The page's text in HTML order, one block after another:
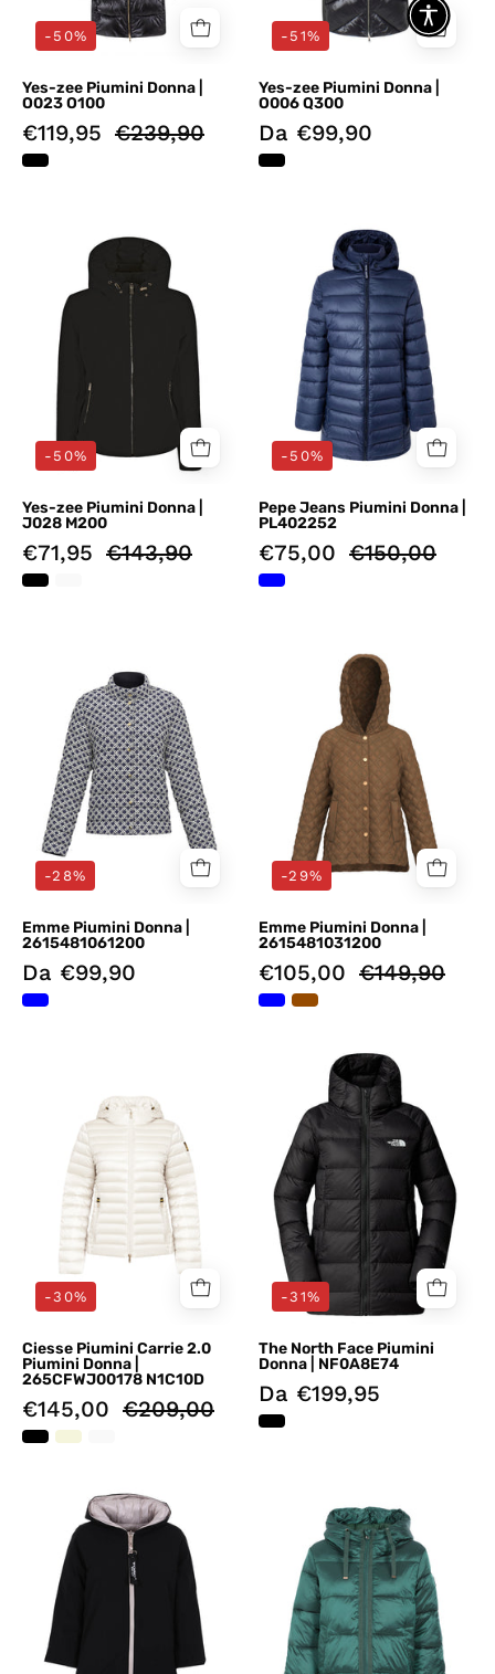
-50%
Yes-zee Piumini Donna |
O023 O100
€119,95 €239,90
-51%
Yes-zee Piumini Donna |
O006 Q300
Da €99,90
Nero
zee
-50%
Yes-zee Piumini Donna |
J028 M200
€71,95 €143,90
Blu
Pepe
Jeans
-50%
Pepe Jeans Piumini Donna |
PL402252
€75,00 €150,00
Blu
Emme
Marella
-28%
Emme Piumini Donna |
2615481061200
Da €99,90
Marrone
Emme
Marella
-29%
Emme Piumini Donna |
2615481031200
€105,00 €149,90
Ciesse
Piumini
-30%
Ciesse Piumini Carrie 2.0
Piumini Donna |
265CFWJ00178 N1C10D
€145,00 €209,00
Piumini
Nero
The
North
Face
-31%
The North Face Piumini
Donna | NF0A8E74
Da €199,95
Piumini
Nero
Tosca
Blu
Verde
Lumberjack